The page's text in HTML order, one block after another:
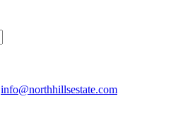
info@northhillsestate.com